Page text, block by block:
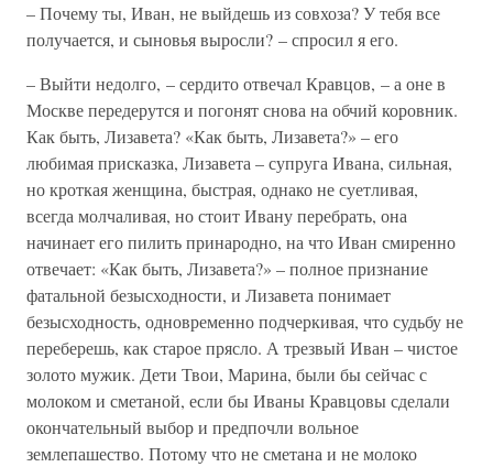
– Почему ты, Иван, не выйдешь из совхоза? У тебя все
получается, и сыновья выросли? – спросил я его.
– Выйти недолго, – сердито отвечал Кравцов, – а оне в
Москве передерутся и погонят снова на обчий коровник.
Как быть, Лизавета? «Как быть, Лизавета?» – его
любимая присказка, Лизавета – супруга Ивана, сильная,
но кроткая женщина, быстрая, однако не суетливая,
всегда молчаливая, но стоит Ивану перебрать, она
начинает его пилить принародно, на что Иван смиренно
отвечает: «Как быть, Лизавета?» – полное признание
фатальной безысходности, и Лизавета понимает
безысходность, одновременно подчеркивая, что судьбу не
переберешь, как старое прясло. А трезвый Иван – чистое
золото мужик. Дети Твои, Марина, были бы сейчас с
молоком и сметаной, если бы Иваны Кравцовы сделали
окончательный выбор и предпочли вольное
землепашество. Потому что не сметана и не молоко